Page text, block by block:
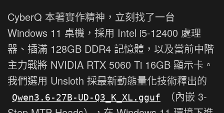
CyberQ 本著實作精神，立刻找了一台
Windows 11 桌機，採用 Intel i5-12400 處理
器、插滿 128GB DDR4 記憶體，以及當前中階
主力戰將 NVIDIA RTX 5060 Ti 16GB 顯示卡。
我們選用 Unsloth 採最新動態量化技術釋出的
Qwen3.6-27B-UD-Q3_K_XL.gguf
（內嵌 3-